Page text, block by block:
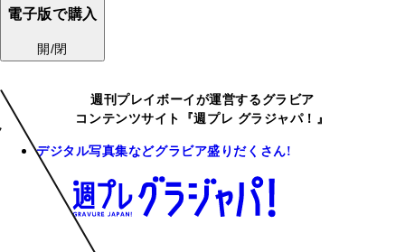
電子版で購入
開/閉
週刊プレイボーイが運営するグラビア
コンテンツサイト『週プレ グラジャパ！』
デジタル写真集などグラビア盛りだくさん!